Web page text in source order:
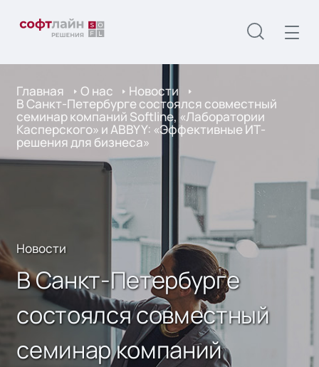
Главная О нас Новости
В Санкт-Петербурге состоялся совместный
семинар компаний Softline, «Лаборатории
Касперского» и ABBYY: «Эффективные ИТ-
решения для бизнеса»
Новости
В Санкт-Петербурге
состоялся совместный
семинар компаний